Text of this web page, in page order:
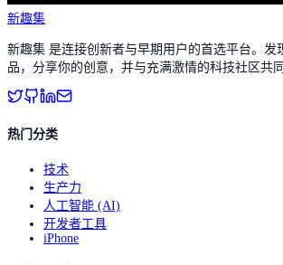
新趣集
新趣集 是连接创新者与早期用户的首选平台。发
品，分享你的创意，并与充满激情的科技社区共同
热门分类
技术
生产力
人工智能 (AI)
开发者工具
iPhone